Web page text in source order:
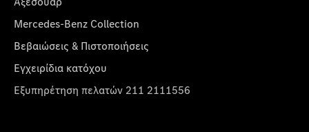
Mercedes-Benz Collection
Βεβαιώσεις & Πιστοποιήσεις
Εγχειρίδια κατόχου
Εξυπηρέτηση πελατών 211 2111556